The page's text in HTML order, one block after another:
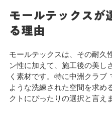
モールテックスが
る理由
モールテックスは、その耐久
ン性に加えて、施工後の美し
く素材です。特に中洲クラブ
ような洗練された空間を求め
クトにぴったりの選択と言え